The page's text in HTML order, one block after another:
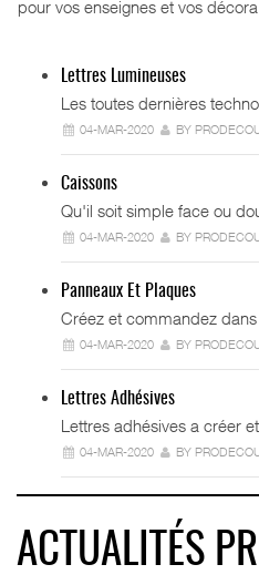
pour vos enseignes et vos décora
Lettres Lumineuses
Les toutes dernières
04-MAR-2020 BY
Caissons
Qu'il soit simple face ou
04-MAR-2020 BY
Panneaux Et Plaques
Créez et commandez
04-MAR-2020 BY
Lettres Adhésives
Lettres adhésives a créer
04-MAR-2020 BY
ACTUALITÉS